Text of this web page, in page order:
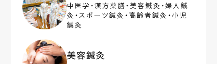
中医学・漢方薬膳・美容鍼灸・婦人鍼
灸・スポーツ鍼灸・高齢者鍼灸・小児
鍼灸
美容鍼灸